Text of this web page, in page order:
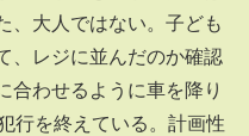
、大人ではない。子ども
、レジに並んだのか確認
合わせるように車を降り
行を終えている。計画性